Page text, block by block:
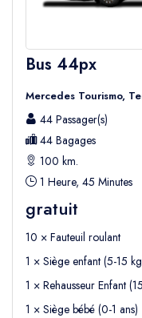
Bus 44px
Mercedes Tourismo,
44 Passager(s)
44 Bagages
100 km.
1 Heure, 45 Minutes
gratuit
10 × Fauteuil roulant
1 × Siège enfant (5-15
1 × Rehausseur Enfant
1 × Siège bébé (0-1 ans)